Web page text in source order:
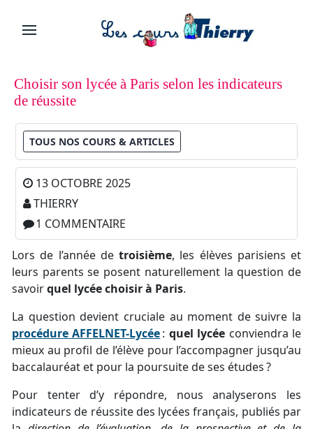
Choisir son lycée à Paris selon les indicateurs
de réussite
TOUS NOS COURS & ARTICLES
13 OCTOBRE 2025
THIERRY
1 COMMENTAIRE
Lors de l’année de troisième, les élèves parisiens et
leurs parents se posent naturellement la question de
savoirquel lycée choisir à Paris.
La question devient cruciale au moment de suivre la
procédure AFFELNET-Lycée: quel lycée conviendra le
mieux au profil de l’élève pour l’accompagner jusqu’au
baccalauréat et pour la poursuite de ses études ?
Pour tenter d’y répondre, nous analyserons les
indicateurs de réussite des lycées français, publiés par